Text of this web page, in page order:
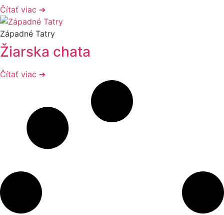
Čítať viac ➔
Západné Tatry
Žiarska chata
Čítať viac ➔